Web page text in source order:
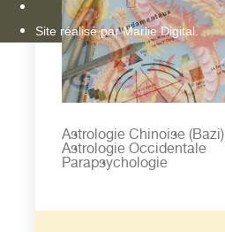
Astrologie Chinoise (Bazi)
Astrologie Occidentale
Parapsychologie
Site réalisé par Marlie Digital.